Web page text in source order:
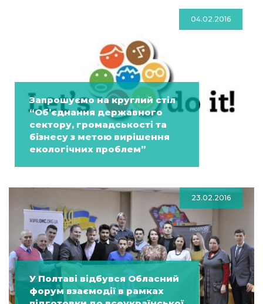
04.02.2016
Запрошуємо на круглий стіл
“Об’єднання державного
сектору, громадськості та
бізнесу з метою вирішення
екологічних проблем”
23.02.2016
У Полтаві відбувся Обласний
форум взаємодії в рамках